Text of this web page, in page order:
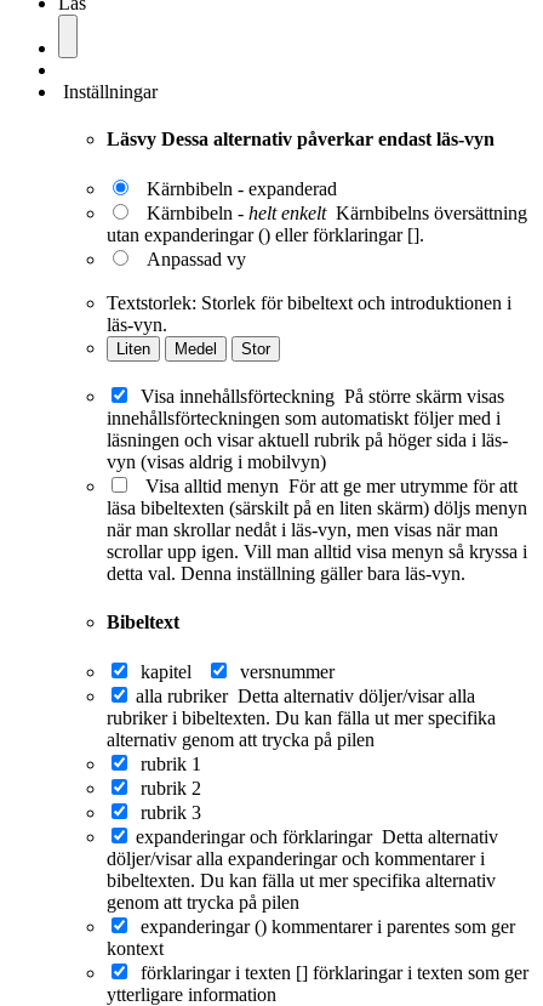
Inställningar
Läsvy Dessa alternativ påverkar endast läs-vyn
Kärnbibeln - expanderad
Kärnbibeln - helt enkelt Kärnbibelns översättning
utan expanderingar () eller förklaringar [].
Anpassad vy
Textstorlek: Storlek för bibeltext och introduktionen i
läs-vyn.
Liten Medel Stor
Visa innehållsförteckning På större skärm visas
innehållsförteckningen som automatiskt följer med i
läsningen och visar aktuell rubrik på höger sida i läs-
vyn (visas aldrig i mobilvyn)
Visa alltid menyn För att ge mer utrymme för att
läsa bibeltexten (särskilt på en liten skärm) döljs menyn
när man skrollar nedåt i läs-vyn, men visas när man
scrollar upp igen. Vill man alltid visa menyn så kryssa i
detta val. Denna inställning gäller bara läs-vyn.
Bibeltext
kapitel
versnummer
alla rubriker Detta alternativ döljer/visar alla
rubriker i bibeltexten. Du kan fälla ut mer specifika
alternativ genom att trycka på pilen
rubrik 1
rubrik 2
rubrik 3
expanderingar och förklaringar Detta alternativ
döljer/visar alla expanderingar och kommentarer i
bibeltexten. Du kan fälla ut mer specifika alternativ
genom att trycka på pilen
expanderingar () kommentarer i parentes som ger
kontext
förklaringar i texten [] förklaringar i texten som ger
ytterligare information